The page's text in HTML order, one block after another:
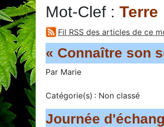
Mot-Clef : Terre
Fil RSS des articles de ce
« Connaître son
Par Marie
Catégorie(s) : Non classé
Journée